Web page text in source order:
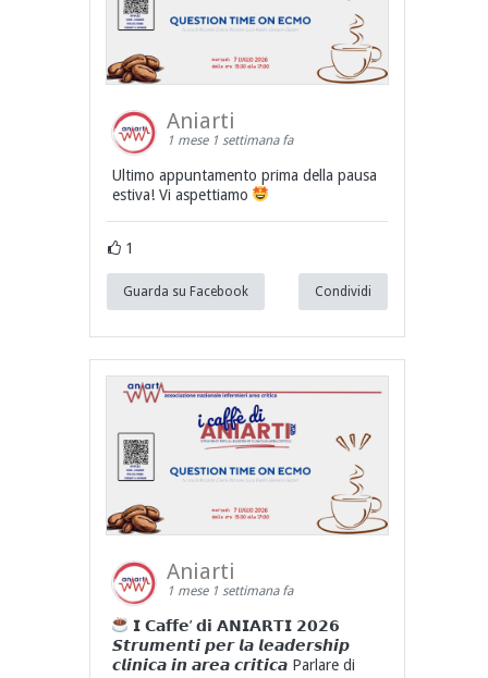
Aniarti
1 mese 1 settimana fa
Ultimo appuntamento prima della pausa
estiva! Vi aspettiamo
1
Guarda su Facebook Condividi
Aniarti
1 mese 1 settimana fa
𝗜 𝗖𝗮𝗳𝗳𝗲’ 𝗱𝗶 𝗔𝗡𝗜𝗔𝗥𝗧𝗜 𝟮𝟬𝟮𝟲
𝙎𝙩𝙧𝙪𝙢𝙚𝙣𝙩𝙞 𝙥𝙚𝙧 𝙡𝙖 𝙡𝙚𝙖𝙙𝙚𝙧𝙨𝙝𝙞𝙥
𝙘𝙡𝙞𝙣𝙞𝙘𝙖 𝙞𝙣 𝙖𝙧𝙚𝙖 𝙘𝙧𝙞𝙩𝙞𝙘𝙖 Parlare di